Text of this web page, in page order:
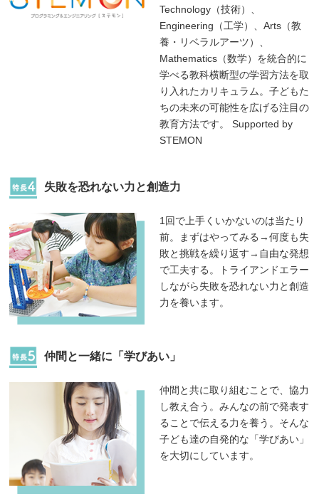
Technology（技術）、
Engineering（工学）、Arts（教
養・リベラルアーツ）、
Mathematics（数学）を統合的に
学べる教科横断型の学習方法を取
り入れたカリキュラム。子どもた
ちの未来の可能性を広げる注目の
教育方法です。 Supported by
STEMON
失敗を恐れない力と創造力
1回で上手くいかないのは当たり
前。まずはやってみる→何度も失
敗と挑戦を繰り返す→自由な発想
で工夫する。トライアンドエラー
しながら失敗を恐れない力と創造
力を養います。
仲間と一緒に「学びあい」
仲間と共に取り組むことで、協力
し教え合う。みんなの前で発表す
ることで伝える力を養う。そんな
子ども達の自発的な「学びあい」
を大切にしています。